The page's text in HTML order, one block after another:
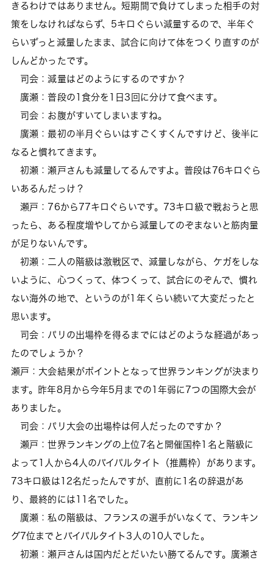
きるわけではありません。短期間で負けてしまった相手の対
策をしなければならず、5キロぐらい減量するので、半年ぐ
らいずっと減量したまま、試合に向けて体をつくり直すのが
しんどかったです。
司会：減量はどのようにするのですか？
廣瀬：普段の1食分を1日3回に分けて食べます。
司会：お腹がすいてしまいますね。
廣瀬：最初の半月ぐらいはすごくすくんですけど、後半に
なると慣れてきます。
初瀬：瀬戸さんも減量してるんですよ。普段は76キロぐら
いあるんだっけ？
瀬戸：76から77キロぐらいです。73キロ級で戦おうと思
ったら、ある程度増やしてから減量してのぞまないと筋肉量
が足りないんです。
初瀬：二人の階級は激戦区で、減量しながら、ケガをしな
いように、心つくって、体つくって、試合にのぞんで、慣れ
ない海外の地で、というのが1年くらい続いて大変だったと
思います。
司会：パリの出場枠を得るまでにはどのような経過があっ
たのでしょうか？
瀬戸：大会結果がポイントとなって世界ランキングが決まり
ます。昨年8月から今年5月までの1年弱に7つの国際大会が
ありました。
司会：パリ大会の出場枠は何人だったのですか？
瀬戸：世界ランキングの上位7名と開催国枠1名と階級に
よって1人から4人のバイパルタイト（推薦枠）があります。
73キロ級は12名だったんですが、直前に1名の辞退があ
り、最終的には11名でした。
廣瀬：私の階級は、フランスの選手がいなくて、ランキン
グ7位までとバイパルタイト3人の10人でした。
初瀬：瀬戸さんは国内だとだいたい勝てるんです。廣瀬さ